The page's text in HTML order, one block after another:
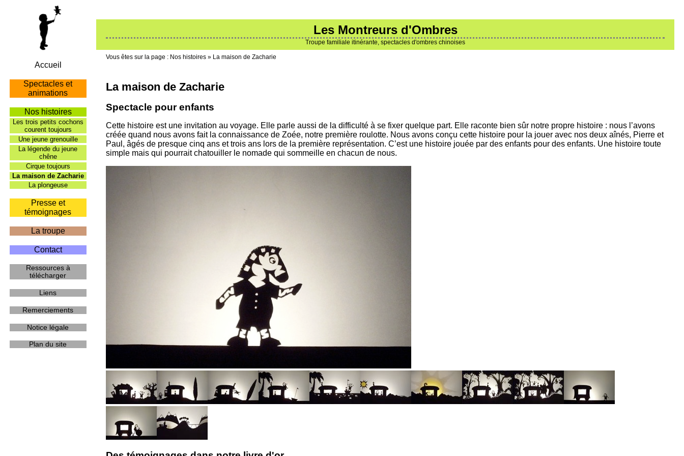
Les Montreurs d'Ombres
Troupe familiale itinérante, spectacles d'ombres chinoises
Nos histoires» La maison de Zacharie
La maison de Zacharie
Spectacle pour enfants
Cette histoire est une invitation au voyage. Elle parle aussi de la difficulté à se fixer quelque part. Elle raconte bien sûr notre propre histoire : nous l’avons
créée quand nous avons fait la connaissance de Zoée, notre première roulotte. Nous avons conçu cette histoire pour la jouer avec nos deux aînés, Pierre et
Paul, âgés de presque cinq ans et trois ans lors de la première représentation. C’est une histoire jouée par des enfants pour des enfants. Une histoire toute
simple mais qui pourrait chatouiller le nomade qui sommeille en chacun de nous.
Accueil
Spectacles et
animations
Nos histoires
Les trois petits cochons
courent toujours
Une jeune grenouille
La légende du jeune
chêne
Cirque toujours
La maison de Zacharie
La plongeuse
Presse et
témoignages
La troupe
Contact
Ressources à
télécharger
Liens
Remerciements
Notice légale
Plan du site